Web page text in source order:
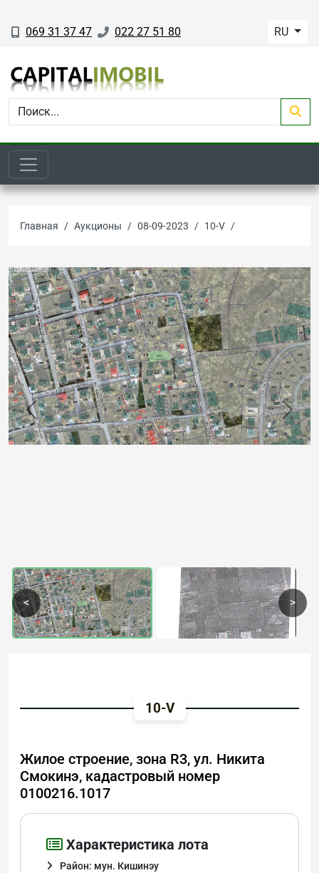
069 31 37 47 022 27 51 80 RU
Главная Аукционы 08-09-2023 10-V
Previous Next
< >
10-V
Жилое строение, зона R3, ул. Никита
Смокинэ, кадастровый номер
0100216.1017
Характеристика лота
Район: мун. Кишинэу